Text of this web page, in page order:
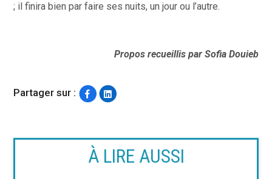
; il finira bien par faire ses nuits, un jour ou l’autre.
Propos recueillis par Sofia Douieb
Partager sur :
À LIRE AUSSI